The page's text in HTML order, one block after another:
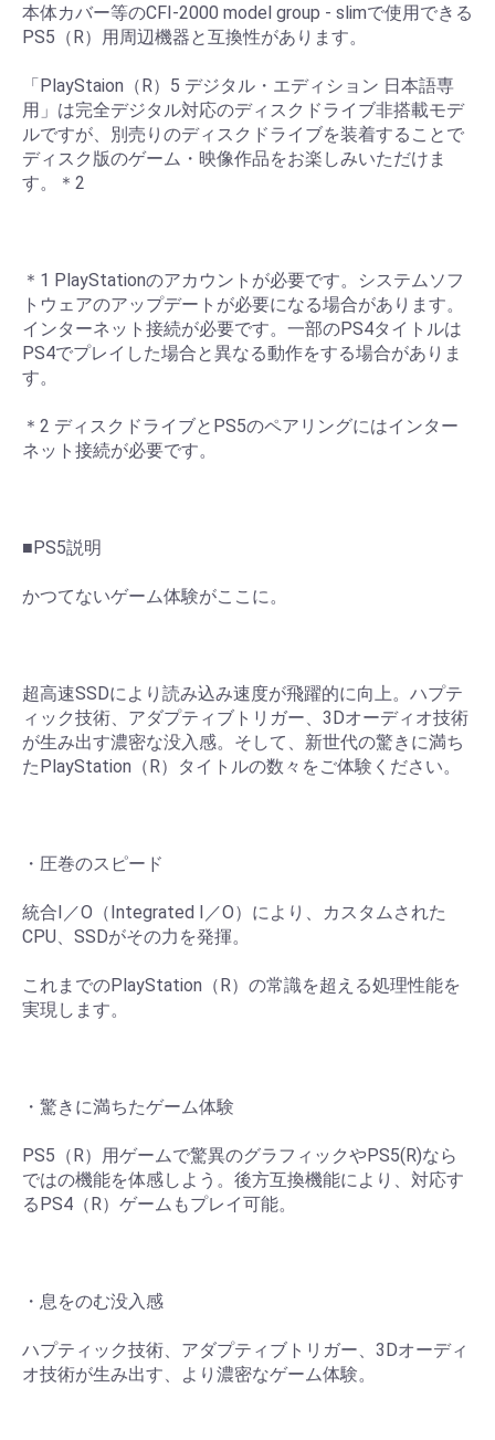
本体カバー等のCFI-2000 model group - slimで使用できる
PS5（R）用周辺機器と互換性があります。
「PlayStaion（R）5 デジタル・エディション 日本語専
用」は完全デジタル対応のディスクドライブ非搭載モデ
ルですが、別売りのディスクドライブを装着することで
ディスク版のゲーム・映像作品をお楽しみいただけま
す。＊2
＊1 PlayStationのアカウントが必要です。システムソフ
トウェアのアップデートが必要になる場合があります。
インターネット接続が必要です。一部のPS4タイトルは
PS4でプレイした場合と異なる動作をする場合がありま
す。
＊2 ディスクドライブとPS5のペアリングにはインター
ネット接続が必要です。
■PS5説明
かつてないゲーム体験がここに。
超高速SSDにより読み込み速度が飛躍的に向上。ハプテ
ィック技術、アダプティブトリガー、3Dオーディオ技術
が生み出す濃密な没入感。そして、新世代の驚きに満ち
たPlayStation（R）タイトルの数々をご体験ください。
・圧巻のスピード
統合I／O（Integrated I／O）により、カスタムされた
CPU、SSDがその力を発揮。
これまでのPlayStation（R）の常識を超える処理性能を
実現します。
・驚きに満ちたゲーム体験
PS5（R）用ゲームで驚異のグラフィックやPS5(R)なら
ではの機能を体感しよう。後方互換機能により、対応す
るPS4（R）ゲームもプレイ可能。
・息をのむ没入感
ハプティック技術、アダプティブトリガー、3Dオーディ
オ技術が生み出す、より濃密なゲーム体験。